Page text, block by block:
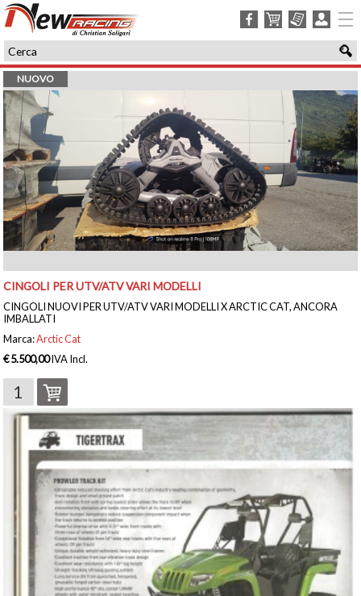
facebookcarrelloordini login
CINGOLI PER UTV/ATV VARI MODELLI
NUOVO
CINGOLI NUOVI PER UTV/ATV VARI MODELLI X ARCTIC CAT, ANCORA
IMBALLATI
Marca:Arctic Cat
€ 5.500,00IVA Incl.